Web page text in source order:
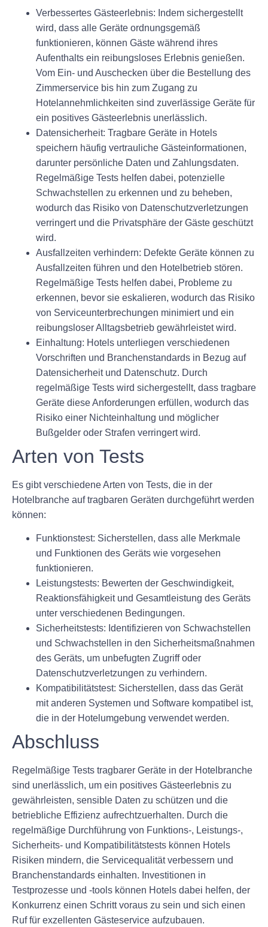
Verbessertes Gästeerlebnis: Indem sichergestellt
wird, dass alle Geräte ordnungsgemäß
funktionieren, können Gäste während ihres
Aufenthalts ein reibungsloses Erlebnis genießen.
Vom Ein- und Auschecken über die Bestellung des
Zimmerservice bis hin zum Zugang zu
Hotelannehmlichkeiten sind zuverlässige Geräte für
ein positives Gästeerlebnis unerlässlich.
Datensicherheit: Tragbare Geräte in Hotels
speichern häufig vertrauliche Gästeinformationen,
darunter persönliche Daten und Zahlungsdaten.
Regelmäßige Tests helfen dabei, potenzielle
Schwachstellen zu erkennen und zu beheben,
wodurch das Risiko von Datenschutzverletzungen
verringert und die Privatsphäre der Gäste geschützt
wird.
Ausfallzeiten verhindern: Defekte Geräte können zu
Ausfallzeiten führen und den Hotelbetrieb stören.
Regelmäßige Tests helfen dabei, Probleme zu
erkennen, bevor sie eskalieren, wodurch das Risiko
von Serviceunterbrechungen minimiert und ein
reibungsloser Alltagsbetrieb gewährleistet wird.
Einhaltung: Hotels unterliegen verschiedenen
Vorschriften und Branchenstandards in Bezug auf
Datensicherheit und Datenschutz. Durch
regelmäßige Tests wird sichergestellt, dass tragbare
Geräte diese Anforderungen erfüllen, wodurch das
Risiko einer Nichteinhaltung und möglicher
Bußgelder oder Strafen verringert wird.
Arten von Tests
Es gibt verschiedene Arten von Tests, die in der
Hotelbranche auf tragbaren Geräten durchgeführt werden
können:
Funktionstest: Sicherstellen, dass alle Merkmale
und Funktionen des Geräts wie vorgesehen
funktionieren.
Leistungstests: Bewerten der Geschwindigkeit,
Reaktionsfähigkeit und Gesamtleistung des Geräts
unter verschiedenen Bedingungen.
Sicherheitstests: Identifizieren von Schwachstellen
und Schwachstellen in den Sicherheitsmaßnahmen
des Geräts, um unbefugten Zugriff oder
Datenschutzverletzungen zu verhindern.
Kompatibilitätstest: Sicherstellen, dass das Gerät
mit anderen Systemen und Software kompatibel ist,
die in der Hotelumgebung verwendet werden.
Abschluss
Regelmäßige Tests tragbarer Geräte in der Hotelbranche
sind unerlässlich, um ein positives Gästeerlebnis zu
gewährleisten, sensible Daten zu schützen und die
betriebliche Effizienz aufrechtzuerhalten. Durch die
regelmäßige Durchführung von Funktions-, Leistungs-,
Sicherheits- und Kompatibilitätstests können Hotels
Risiken mindern, die Servicequalität verbessern und
Branchenstandards einhalten. Investitionen in
Testprozesse und -tools können Hotels dabei helfen, der
Konkurrenz einen Schritt voraus zu sein und sich einen
Ruf für exzellenten Gästeservice aufzubauen.